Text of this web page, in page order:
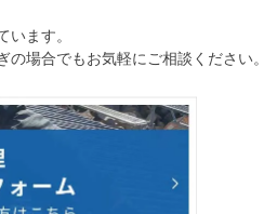
ます。
場合でもお気軽にご相談ください。